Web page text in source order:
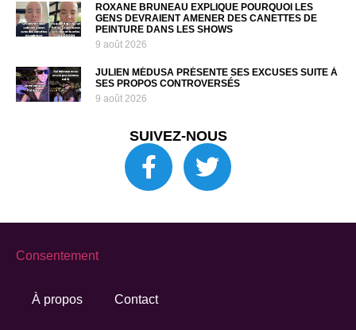
ROXANE BRUNEAU EXPLIQUE POURQUOI LES
GENS DEVRAIENT AMENER DES CANETTES DE
PEINTURE DANS LES SHOWS
9 août 2026
JULIEN MÉDUSA PRÉSENTE SES EXCUSES SUITE À
SES PROPOS CONTROVERSÉS
9 août 2026
SUIVEZ-NOUS
À propos Contact
Consentement